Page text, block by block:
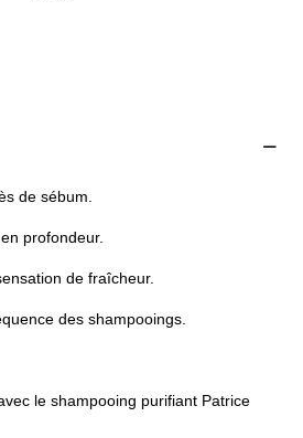
de sébum.
profondeur.
de fraîcheur.
des shampooings.
le shampooing purifiant Patrice